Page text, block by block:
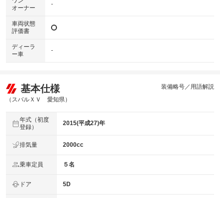
オーナー
-
車両状態
評価書
ディーラ
ー車
-
基本仕様
（スバルＸＶ 愛知県）
装備略号／用語解説
年式（初度
登録）
2015(平成27)年
排気量 2000cc
乗車定員 ５名
ドア 5D